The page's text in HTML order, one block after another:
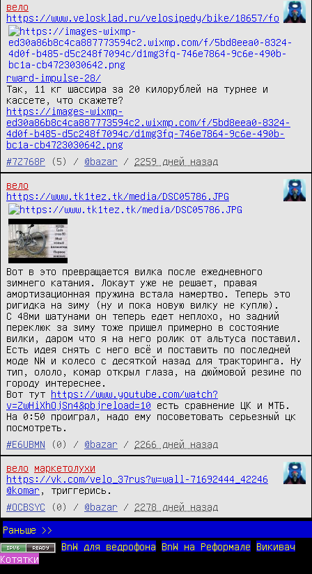
вело
https://www.velosklad.ru/velosipedy/bike/18657/fo
rward-impulse-28/
Так, 11 кг шассира за 20 килорублей на турнее и
https://images-wixmp-
ed30a86b8c4ca887773594c2.wixmp.com/f/5bd8eea0-8324-
4d0f-b485-d5c248f7094c/d1mg3fq-746e7864-9c6e-490b-
bc1a-cb4723030642.png
#7Z768P
(5) / @bazar / 2259 дней назад
вело
https://www.tk1tez.tk/media/DSC05786.JPG
Вот в это превращается вилка после ежедневного
зимнего катания. Локаут уже не решает, правая
амортизационная пружина встала намертво. Теперь это
ригидка на зиму (ну и пока новую вилку не куплю).
С 48ми шатунами он теперь едет неплохо, но задний
переклюк за зиму тоже пришел примерно в состояние
вилки, даром что я на него ролик от альтуса поставил.
Есть идея снять с него всё и поставить по последней
моде NW и колесо с десяткой назад для тракторинга. Ну
тип, ололо, комар открыл глаза, на дюймовой резине по
городу интереснее.
Вот тут https://www.youtube.com/watch?
v=ZwHiXhOjSn4&pbjreload=10 есть сравнение ЦК и МТБ.
На 0:50 проиграл, надо ему посоветовать серьезный цк
посмотреть.
#E6UBMN
(0) / @bazar / 2266 дней назад
вело
маркетолухи
https://vk.com/velo_37rus?w=wall-71692444_42246
@komar , триггерись.
#OCBSYC
(0) / @bazar / 2278 дней назад
Раньше >>
BnW для ведрофона
BnW на Реформале
Викивач
Котятки